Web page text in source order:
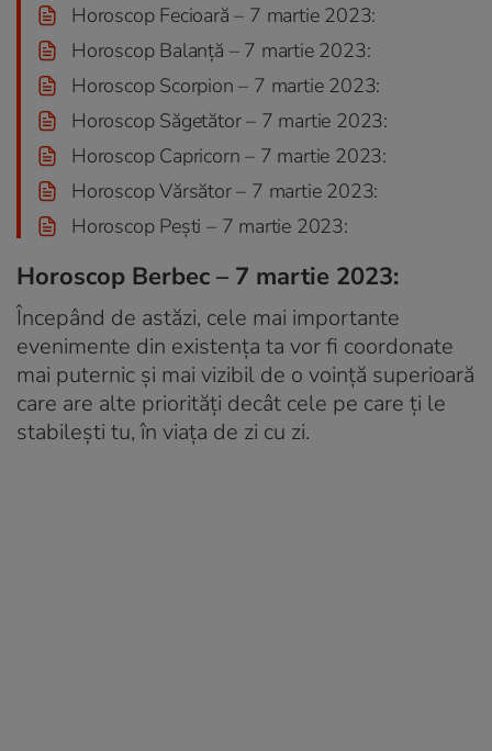
Horoscop Fecioară – 7 martie 2023:
Horoscop Balanță – 7 martie 2023:
Horoscop Scorpion – 7 martie 2023:
Horoscop Săgetător – 7 martie 2023:
Horoscop Capricorn – 7 martie 2023:
Horoscop Vărsător – 7 martie 2023:
Horoscop Pești – 7 martie 2023:
Horoscop Berbec – 7 martie 2023:
Începând de astăzi, cele mai importante
evenimente din existența ta vor fi coordonate
mai puternic și mai vizibil de o voință superioară
care are alte priorități decât cele pe care ți le
stabilești tu, în viața de zi cu zi.